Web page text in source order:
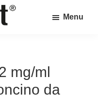
Menu
mg/ml
da